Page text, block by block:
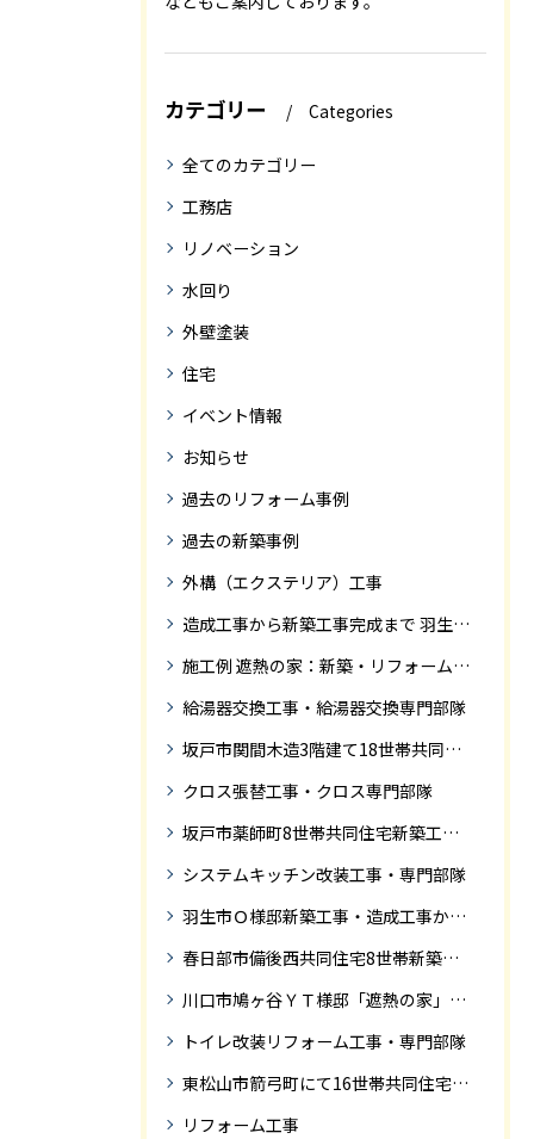
カテゴリー Categories
全てのカテゴリー
工務店
リノベーション
水回り
外壁塗装
住宅
イベント情報
お知らせ
過去のリフォーム事例
過去の新築事例
外構（エクステリア）工事
造成工事から新築工事完成まで 羽生市Ｓ様邸新築工事・
施工例 遮熱の家：新築・リフォーム ドローンにて空撮
給湯器交換工事・給湯器交換専門部隊
坂戸市関間木造3階建て18世帯共同住宅の完成迄紹介
クロス張替工事・クロス専門部隊
坂戸市薬師町8世帯共同住宅新築工事完成迄の紹介です
システムキッチン改装工事・専門部隊
羽生市Ｏ様邸新築工事・造成工事から住宅完成までの紹介
春日部市備後西共同住宅8世帯新築工事完成迄の紹介です。
川口市鳩ヶ谷ＹＴ様邸「遮熱の家」工事状況
トイレ改装リフォーム工事・専門部隊
東松山市箭弓町にて16世帯共同住宅新築工事完成迄の紹介です。
リフォーム工事